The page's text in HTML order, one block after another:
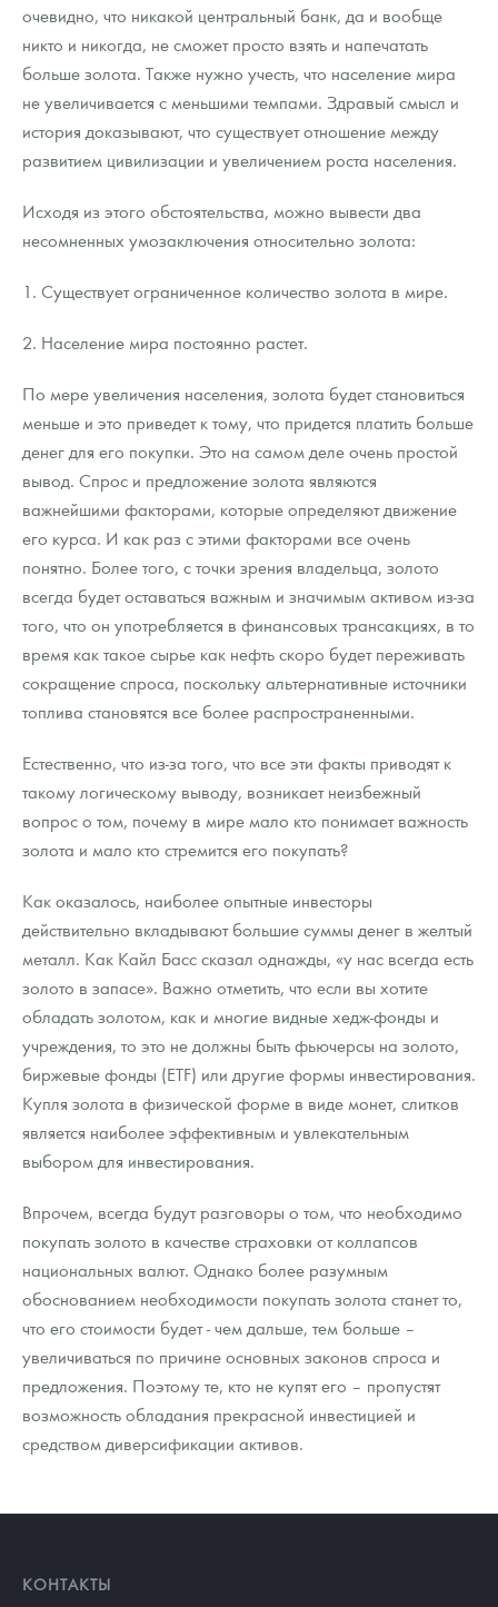
очевидно, что никакой центральный банк, да и вообще
никто и никогда, не сможет просто взять и напечатать
больше золота. Также нужно учесть, что население мира
не увеличивается с меньшими темпами. Здравый смысл и
история доказывают, что существует отношение между
развитием цивилизации и увеличением роста населения.
Исходя из этого обстоятельства, можно вывести два
несомненных умозаключения относительно золота:
1. Существует ограниченное количество золота в мире.
2. Население мира постоянно растет.
По мере увеличения населения, золота будет становиться
меньше и это приведет к тому, что придется платить больше
денег для его покупки. Это на самом деле очень простой
вывод. Спрос и предложение золота являются
важнейшими факторами, которые определяют движение
его курса. И как раз с этими факторами все очень
понятно. Более того, с точки зрения владельца, золото
всегда будет оставаться важным и значимым активом из-за
того, что он употребляется в финансовых трансакциях, в то
время как такое сырье как нефть скоро будет переживать
сокращение спроса, поскольку альтернативные источники
топлива становятся все более распространенными.
Естественно, что из-за того, что все эти факты приводят к
такому логическому выводу, возникает неизбежный
вопрос о том, почему в мире мало кто понимает важность
золота и мало кто стремится его покупать?
Как оказалось, наиболее опытные инвесторы
действительно вкладывают большие суммы денег в желтый
металл. Как Кайл Басс сказал однажды, «у нас всегда есть
золото в запасе». Важно отметить, что если вы хотите
обладать золотом, как и многие видные хедж-фонды и
учреждения, то это не должны быть фьючерсы на золото,
биржевые фонды (ETF) или другие формы инвестирования.
Купля золота в физической форме в виде монет, слитков
является наиболее эффективным и увлекательным
выбором для инвестирования.
Впрочем, всегда будут разговоры о том, что необходимо
покупать золото в качестве страховки от коллапсов
национальных валют. Однако более разумным
обоснованием необходимости покупать золота станет то,
что его стоимости будет - чем дальше, тем больше –
увеличиваться по причине основных законов спроса и
предложения. Поэтому те, кто не купят его – пропустят
возможность обладания прекрасной инвестицией и
средством диверсификации активов.
КОНТАКТЫ